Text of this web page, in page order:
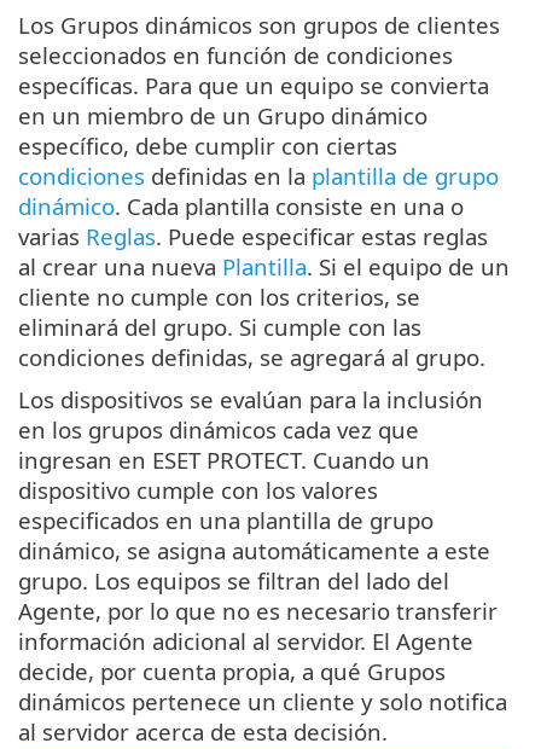
Los Grupos dinámicos son grupos de clientes
seleccionados en función de condiciones
específicas. Para que un equipo se convierta
en un miembro de un Grupo dinámico
específico, debe cumplir con ciertas
condiciones definidas en la plantilla de grupo
dinámico. Cada plantilla consiste en una o
varias Reglas. Puede especificar estas reglas
al crear una nueva Plantilla. Si el equipo de un
cliente no cumple con los criterios, se
eliminará del grupo. Si cumple con las
condiciones definidas, se agregará al grupo.
Los dispositivos se evalúan para la inclusión
en los grupos dinámicos cada vez que
ingresan en ESET PROTECT. Cuando un
dispositivo cumple con los valores
especificados en una plantilla de grupo
dinámico, se asigna automáticamente a este
grupo. Los equipos se filtran del lado del
Agente, por lo que no es necesario transferir
información adicional al servidor. El Agente
decide, por cuenta propia, a qué Grupos
dinámicos pertenece un cliente y solo notifica
al servidor acerca de esta decisión.